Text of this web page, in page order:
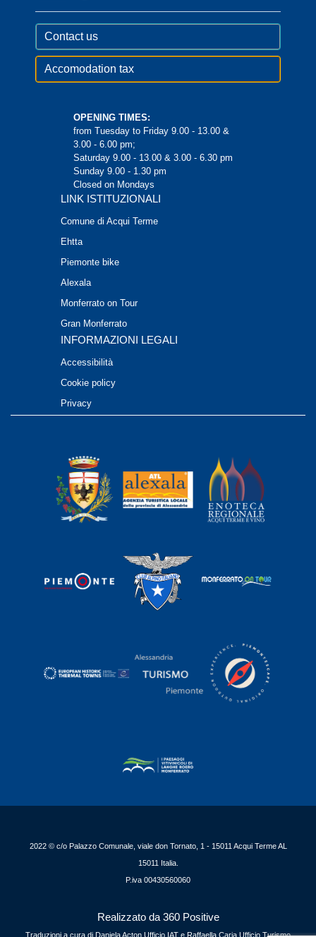
Contact us
Accomodation tax
OPENING TIMES:
from Tuesday to Friday 9.00 - 13.00 &
3.00 - 6.00 pm;
Saturday 9.00 - 13.00 & 3.00 - 6.30 pm
Sunday 9.00 - 1.30 pm
Closed on Mondays
LINK ISTITUZIONALI
Comune di Acqui Terme
Ehtta
Piemonte bike
Alexala
Monferrato on Tour
Gran Monferrato
INFORMAZIONI LEGALI
Accessibilità
Cookie policy
Privacy
2022 © c/o Palazzo Comunale, viale don Tornato, 1 - 15011 Acqui Terme AL
15011 Italia.
P.iva 00430560060
Realizzato da 360 Positive
Traduzioni a cura di Daniela Acton Ufficio IAT e Raffaella Caria Ufficio Turismo